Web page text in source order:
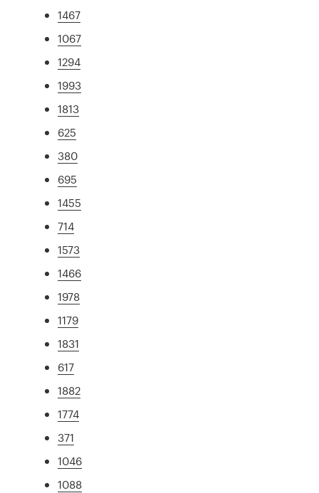
1467
1067
1294
1993
1813
625
380
695
1455
714
1573
1466
1978
1179
1831
617
1882
1774
371
1046
1088